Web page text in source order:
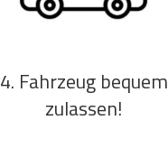
4. Fahrzeug bequem
zulassen!